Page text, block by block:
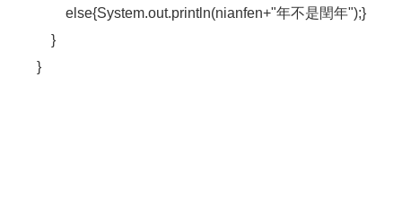
else{System.out.println(nianfen+"年不是閏年");}
}
}